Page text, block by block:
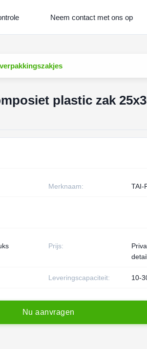
Neem contact met ons op
plastic zak
Merknaam: TAI-
Prijs:
Leveringscapaciteit: 10-
N u aanvragen